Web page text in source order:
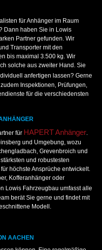
für Anhänger im Raum
Dann haben Sie in Lowis
Partner gefunden. Wir
Transporter mit den
bis maximal 3.500 kg. Wir
solche aus zweiter Hand. Sie
anfertigen lassen? Gerne
Inspektionen, Prüfungen,
für die verschiedensten
für HAPERT Anhänger.
und Umgebung, wozu
Grevenbroich und
und robustesten
höchste Ansprüche entwickelt.
Kofferanhänger oder
Lowis Fahrzeugbau umfasst alle
berät Sie gerne und findet mit
Modell.
AACHEN